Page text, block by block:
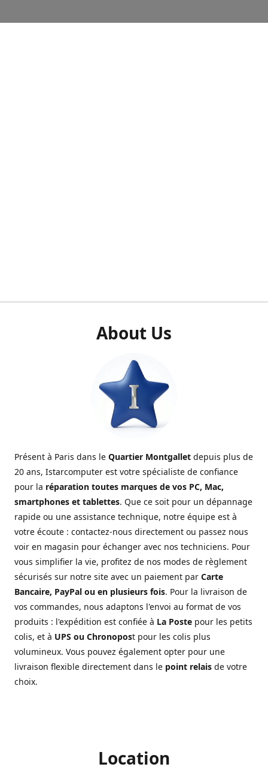
About Us
Présent à Paris dans le Quartier Montgallet depuis plus de
20 ans, Istarcomputer est votre spécialiste de confiance
pour la réparation toutes marques de vos PC, Mac,
smartphones et tablettes. Que ce soit pour un dépannage
rapide ou une assistance technique, notre équipe est à
votre écoute : contactez-nous directement ou passez nous
voir en magasin pour échanger avec nos techniciens. Pour
vous simplifier la vie, profitez de nos modes de règlement
sécurisés sur notre site avec un paiement par Carte
Bancaire, PayPal ou en plusieurs fois. Pour la livraison de
vos commandes, nous adaptons l'envoi au format de vos
produits : l'expédition est confiée à La Poste pour les petits
colis, et à UPS ou Chronopost pour les colis plus
volumineux. Vous pouvez également opter pour une
livraison flexible directement dans le point relais de votre
choix.
Location